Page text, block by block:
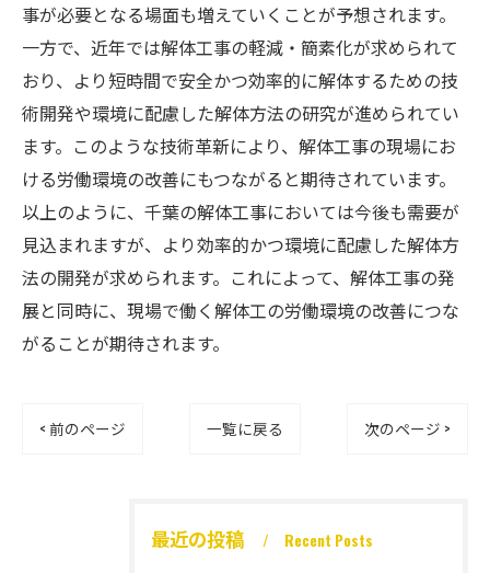
事が必要となる場面も増えていくことが予想されます。
一方で、近年では解体工事の軽減・簡素化が求められて
おり、より短時間で安全かつ効率的に解体するための技
術開発や環境に配慮した解体方法の研究が進められてい
ます。このような技術革新により、解体工事の現場にお
ける労働環境の改善にもつながると期待されています。
以上のように、千葉の解体工事においては今後も需要が
見込まれますが、より効率的かつ環境に配慮した解体方
法の開発が求められます。これによって、解体工事の発
展と同時に、現場で働く解体工の労働環境の改善につな
がることが期待されます。
< 前のページ 一覧に戻る 次のページ >
最近の投稿 Recent Posts